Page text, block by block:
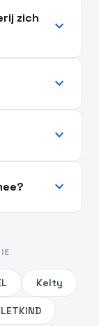
zich
expand_more
expand_more
expand_more
expand_more
Kelty
LETKIND